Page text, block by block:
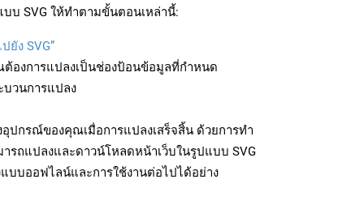
บบ SVG ให้ทำตามขั้นตอนเหล่านี้:
ยัง SVG”
องการแปลงเป็นช่องป้อนข้อมูลที่กำหนด
บวนการแปลง
ปกรณ์ของคุณเมื่อการแปลงเสร็จสิ้น ด้วยการทำ
รถแปลงและดาวน์โหลดหน้าเว็บในรูปแบบ SVG
บบออฟไลน์และการใช้งานต่อไปได้อย่าง